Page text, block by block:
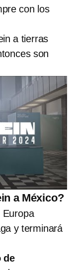
con los
a tierras
son
a México?
Europa
y terminará
de